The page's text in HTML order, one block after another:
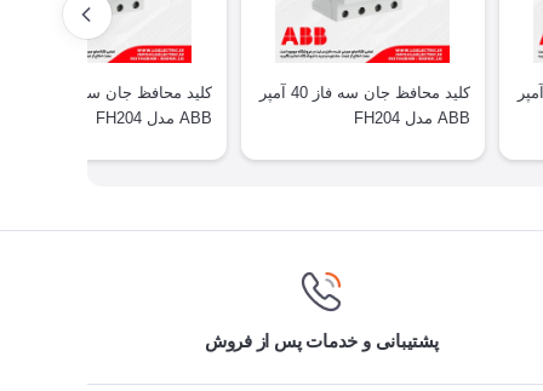
کلید محافظ جان سه فاز 25 آمپر
کلید محافظ جان سه فاز 40 آمپر
ABB مدل FH204
ABB مدل FH204
پشتیبانی و خدمات پس از فروش